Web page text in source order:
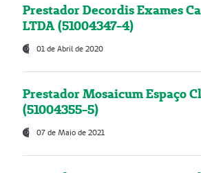
Prestador Decordis Exames
LTDA (51004347-4)
01 de Abril de 2020
Prestador Mosaicum Espaço
(51004355-5)
07 de Maio de 2021